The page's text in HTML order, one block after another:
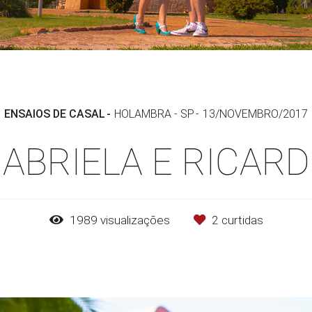
ENSAIOS DE CASAL HOLAMBRA - SP 13/NOVEMBRO/2017
E
1989 visualizações 2 curtidas